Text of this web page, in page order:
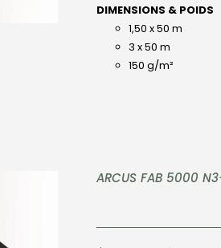
DIMENSIONS & POIDS
1,50 x 50 m
3 x 50 m
150 g/m²
ARCUS FAB 5000